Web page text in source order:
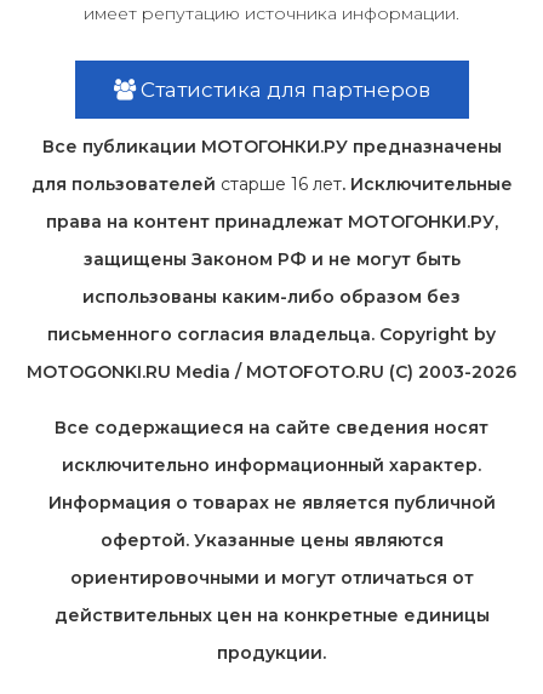
имеет репутацию источника информации.
Статистика для партнеров
Все публикации МОТОГОНКИ.РУ предназначены
для пользователей старше 16 лет. Исключительные
права на контент принадлежат МОТОГОНКИ.РУ,
защищены Законом РФ и не могут быть
использованы каким-либо образом без
письменного согласия владельца. Copyright by
MOTOGONKI.RU Media / MOTOFOTO.RU (C) 2003-2026
Все содержащиеся на cайте сведения носят
исключительно информационный характер.
Информация о товарах не является публичной
офертой. Указанные цены являются
ориентировочными и могут отличаться от
действительных цен на конкретные единицы
продукции.